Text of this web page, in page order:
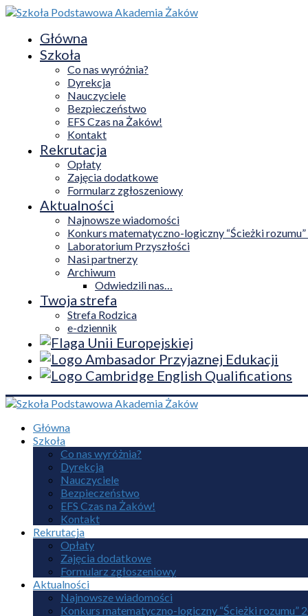
Główna
Szkoła
Co nas wyróżnia?
Dyrekcja
Nauczyciele
Bezpieczeństwo
EFS Czas na Żaków!
Kontakt
Rekrutacja
Opłaty
Zajęcia dodatkowe
Formularz zgłoszeniowy
Aktualności
Najnowsze wiadomości
Konkurs matematyczno-logiczny “Ścieżki
Laboratorium Przyszłości
Nasi partnerzy
Archiwum
Odwiedzili nas…
Twoja strefa
Strefa Rodzica
e-dziennik
Główna
Szkoła
Co nas wyróżnia?
Dyrekcja
Nauczyciele
Bezpieczeństwo
EFS Czas na Żaków!
Kontakt
Rekrutacja
Opłaty
Zajęcia dodatkowe
Formularz zgłoszeniowy
Aktualności
Najnowsze wiadomości
Konkurs matematyczno-logiczny “Ścieżki rozumu”